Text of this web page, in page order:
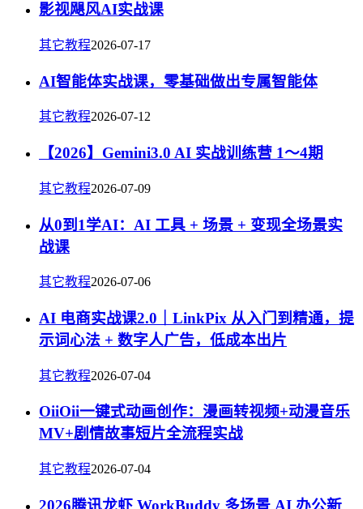
影视飓风AI实战课
其它教程2026-07-17
AI智能体实战课，零基础做出专属智能体
其它教程2026-07-12
【2026】Gemini3.0 AI 实战训练营 1～4期
其它教程2026-07-09
从0到1学AI：AI 工具 + 场景 + 变现全场景实
战课
其它教程2026-07-06
AI 电商实战课2.0｜LinkPix 从入门到精通，提
示词心法 + 数字人广告，低成本出片
其它教程2026-07-04
OiiOii一键式动画创作：漫画转视频+动漫音乐
MV+剧情故事短片全流程实战
其它教程2026-07-04
2026腾讯龙虾 WorkBuddy 多场景 AI 办公新